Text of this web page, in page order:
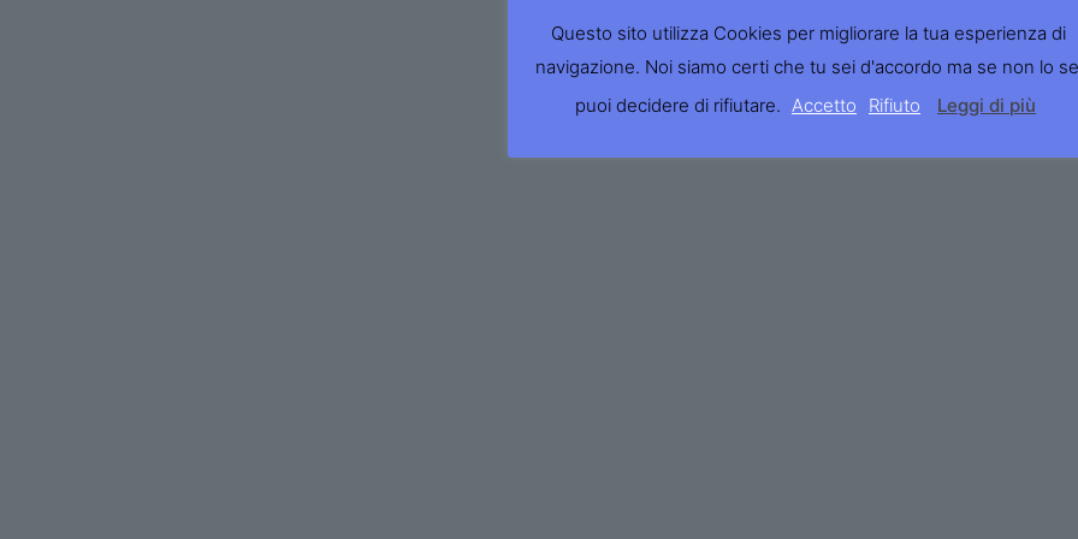
Questo sito utilizza Cookies per migliorare la tua esperienza di
navigazione. Noi siamo certi che tu sei d'accordo ma se non lo
puoi decidere di rifiutare. Accetto Rifiuto Leggi di più